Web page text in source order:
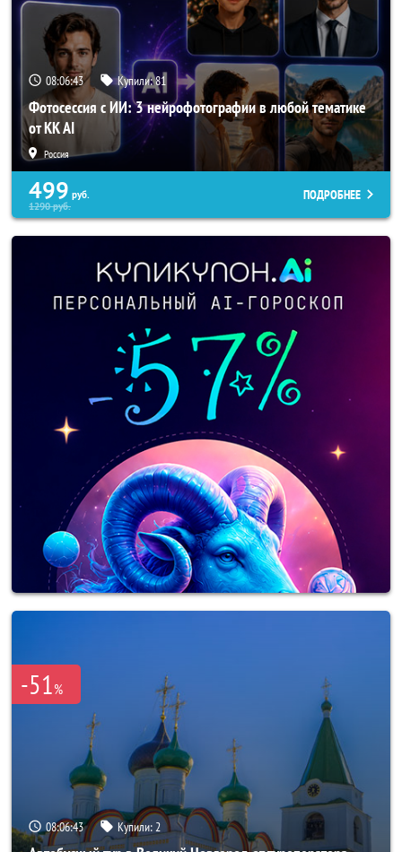
08:06:40 Купили:81
Фотосессия с ИИ: 3 нейрофотографии в любой тематике
от KK AI
Россия
499 руб.
1290руб.
ПОДРОБНЕЕ
-51%
08:06:40 Купили: 2